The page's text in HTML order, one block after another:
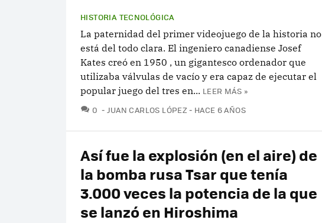
HISTORIA TECNOLÓGICA
La paternidad del primer videojuego de la historia no
está del todo clara. El ingeniero canadiense Josef
Kates creó en 1950 , un gigantesco ordenador que
utilizaba válvulas de vacío y era capaz de ejecutar el
popular juego del tres en... LEER MÁS »
0 COMENTARIOS
JUAN CARLOS LÓPEZ HACE 6 AÑOS
Así fue la explosión (en el aire) de
la bomba rusa Tsar que tenía
3.000 veces la potencia de la que
se lanzó en Hiroshima